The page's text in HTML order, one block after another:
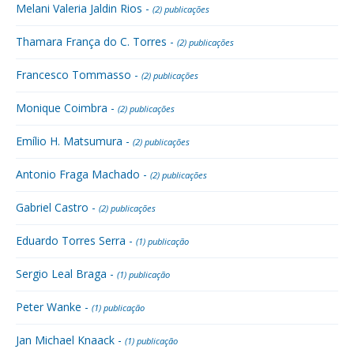
Melani Valeria Jaldin Rios - (2) publicações
Thamara França do C. Torres - (2) publicações
Francesco Tommasso - (2) publicações
Monique Coimbra - (2) publicações
Emílio H. Matsumura - (2) publicações
Antonio Fraga Machado - (2) publicações
Gabriel Castro - (2) publicações
Eduardo Torres Serra - (1) publicação
Sergio Leal Braga - (1) publicação
Peter Wanke - (1) publicação
Jan Michael Knaack - (1) publicação